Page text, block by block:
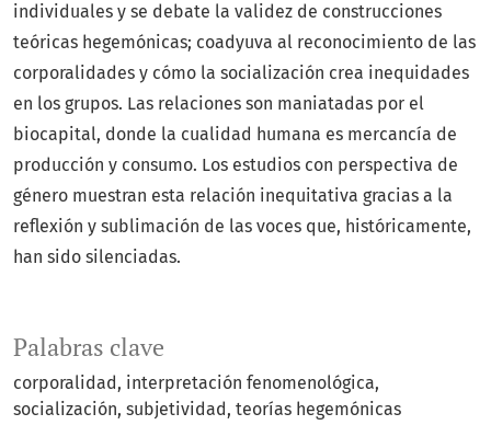
Palabras clave
corporalidad
interpretación fenomenológica
socialización subjetividad teorías hegemónicas
individuales y se debate la validez de construcciones
teóricas hegemónicas; coadyuva al reconocimiento de las
corporalidades y cómo la socialización crea inequidades
en los grupos. Las relaciones son maniatadas por el
biocapital, donde la cualidad humana es mercancía de
producción y consumo. Los estudios con perspectiva de
género muestran esta relación inequitativa gracias a la
reflexión y sublimación de las voces que, históricamente,
han sido silenciadas.